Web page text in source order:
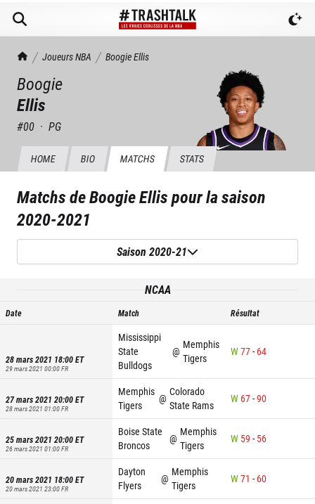
TrashTalk Actu NBA
Joueurs NBA BoogieEllis
Boogie
Ellis
#00 · PG
HOME BIO MATCHS STATS
Matchs deBoogie Ellispour la saison
2020-2021
Saison 2020-21
NCAA
Date Match Résultat
28 mars 2021 18:00ET
29 mars 2021 00:00FR
Mississippi
State
Bulldogs
@
Memphis
Tigers
W77- 64
27 mars 2021 20:00ET
28 mars 2021 01:00FR
Memphis
Tigers
@
Colorado
State Rams
W 67-90
25 mars 2021 20:00ET
26 mars 2021 01:00FR
Boise State
Broncos
@
Memphis
Tigers
W 59 - 56
20 mars 2021 18:00ET
20 mars 2021 23:00FR
Dayton
Flyers
@
Memphis
Tigers
W71 - 60